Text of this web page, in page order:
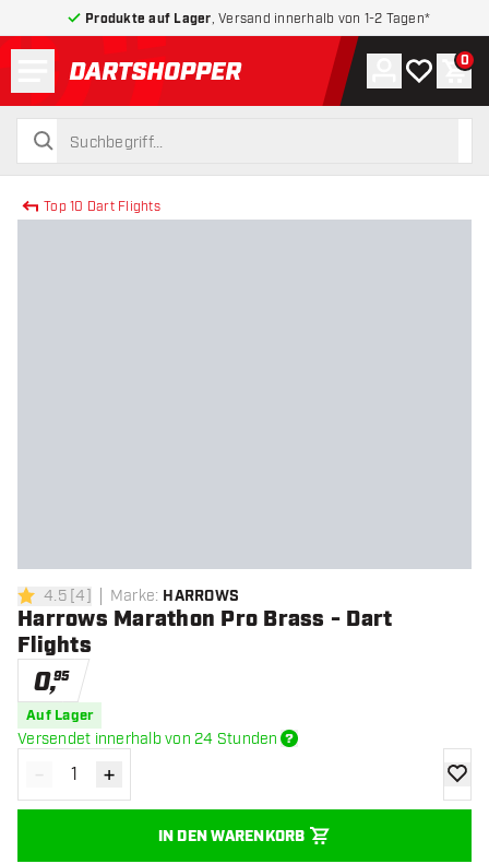
Produkte auf Lager , Versand innerhalb von 1-2 Tagen*
zurück zur Startseite
suchen
suchen
Konto
Meine 0
Top 10 Dart Flights
4.5 Bewertungssterne
4.5[4] Marke: HARROWS
Harrows Marathon Pro Brass - Dart
Flights
0,95
Auf Lager
Versendet innerhalb von 24 Stunden
Menge verringern
- Menge erhöhen
+
IN DEN WARENKORB
Zur